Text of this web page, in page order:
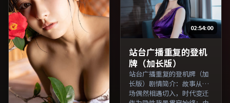
映，网络平台同步更新片
源。可作为周末家庭观影或
独自细品的口碑之选。（国
产影视资源大全免费条目索
引，支持片名与演员交叉检
索。）
首映，网络平台同步更新片
源。整体观感沉稳耐看，适
合反复品味台词与镜头。
（国产影视资源大全免费条
目索引，支持片名与演员交
叉检索。）
02:54:00
站台广播重复的登机
牌（加长版）
站台广播重复的登机牌（加
长版）剧情简介：故事从一
场偶然相遇切入，时代变迁